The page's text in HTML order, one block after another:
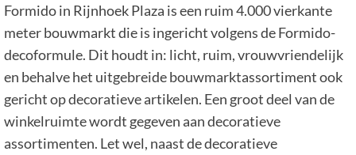
Formido in Rijnhoek Plaza is een ruim 4.000 vierkante
meter bouwmarkt die is ingericht volgens de Formido-
decoformule. Dit houdt in: licht, ruim, vrouwvriendelijk
en behalve het uitgebreide bouwmarktassortiment ook
gericht op decoratieve artikelen. Een groot deel van de
winkelruimte wordt gegeven aan decoratieve
assortimenten. Let wel, naast de decoratieve